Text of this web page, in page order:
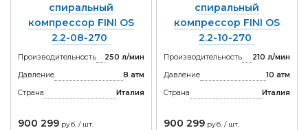
спиральный
компрессор FINI OS
2.2-08-270
Производительность
250 л/мин
Давление
8 атм
Страна
Италия
900 299 руб. / шт.
спиральный
компрессор FINI OS
2.2-10-270
Производительность
210 л/мин
Давление
10 атм
Страна
Италия
900 299 руб. / шт.